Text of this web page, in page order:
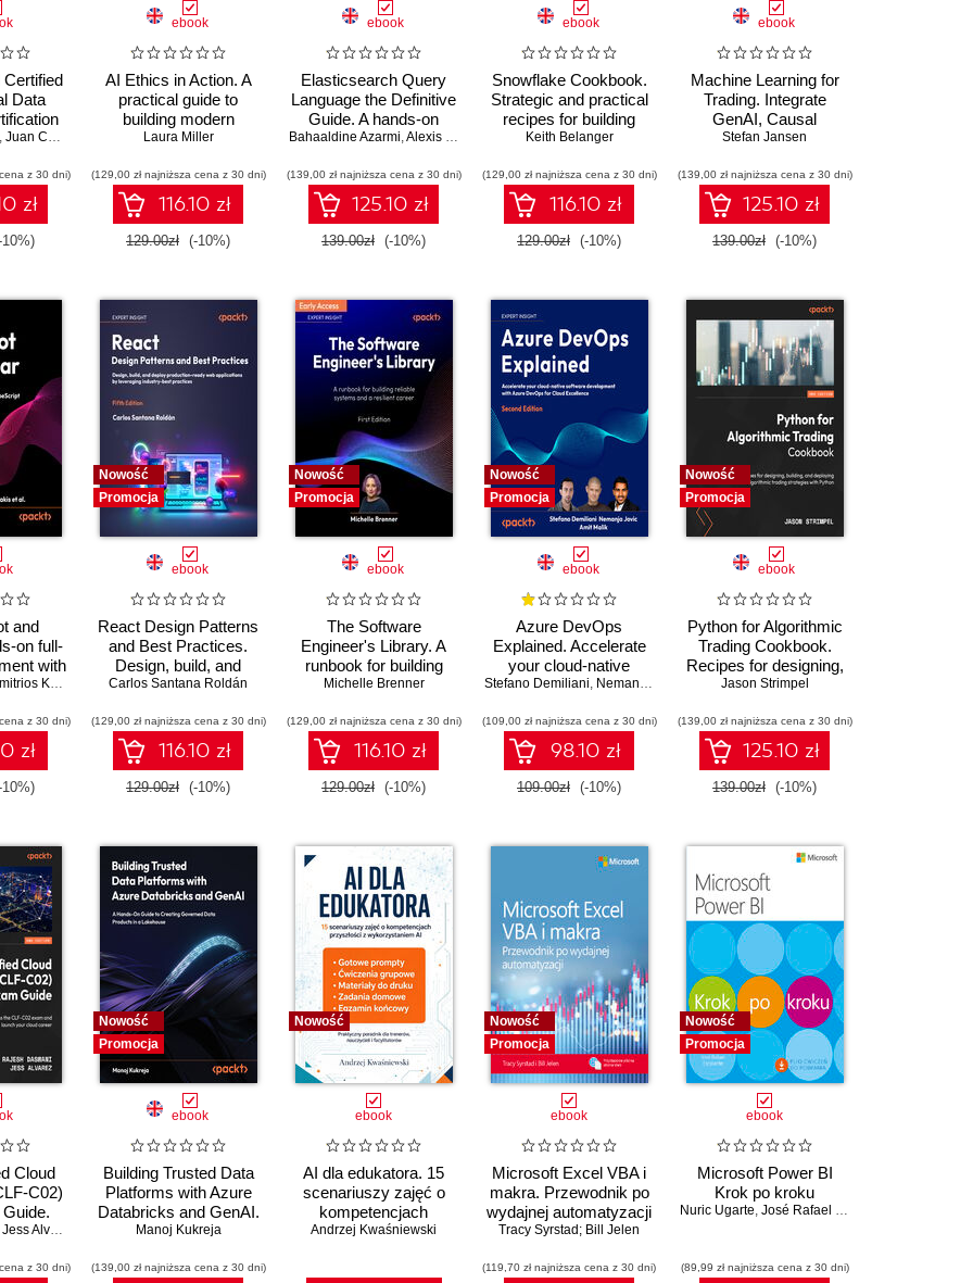
Data
and
skills
, Juan Carlos Escalante Soto
z 30 dni)
zł
10%)
ebook
AI Ethics in Action. A
practical guide to
building modern
organizations through
innovation
Laura Miller
(129,00 zł najniższa cena z 30 dni)
116.10 zł
129.00zł (-10%)
ebook
Elasticsearch Query
Language the Definitive
Guide. A hands-on
guide to mastering
observability, and
security
Bahaaldine Azarmi,Alexis Charveriat Stephen Brown,Farbod Shirzadian ,Alejandro Sanchez
(139,00 zł najniższa cena z 30 dni)
125.10 zł
139.00zł (-10%)
ebook
Snowflake Cookbook.
Strategic and practical
recipes for building
governed, intelligent, AI-
Second Edition
Keith Belanger
(129,00 zł najniższa cena z 30 dni)
116.10 zł
129.00zł (-10%)
ebook
Machine Learning for
Trading. Integrate
GenAI, Causal
Inference, and
into Real World Trading
Systems - Third Edition
Stefan Jansen
(139,00 zł najniższa cena z 30 dni)
125.10 zł
139.00zł (-10%)
and
on full-
with
Kyriakakis
z 30 dni)
zł
10%)
Nowość
Promocja
ebook
React Design Patterns
and Best Practices.
Design, build, and
deploy production-
by leveraging industry-
best practices - Fifth
Edition
Carlos Santana Roldán
(129,00 zł najniższa cena z 30 dni)
116.10 zł
129.00zł (-10%)
Nowość
Promocja
ebook
The Software
Engineer's Library. A
runbook for building
reliable systems and a
Michelle Brenner
(129,00 zł najniższa cena z 30 dni)
116.10 zł
129.00zł (-10%)
Nowość
Promocja
ebook
Azure DevOps
Explained. Accelerate
your cloud-native
software development
Cloud Excellence -
Second Edition
Stefano Demiliani, Nemanja Jovic Amit Malik, Prasad Gandham
(109,00 zł najniższa cena z 30 dni)
98.10 zł
109.00zł (-10%)
Nowość
Promocja
ebook
Python for Algorithmic
Trading Cookbook.
Recipes for designing,
building, and deploying
strategies with Python -
Second Edition
Jason Strimpel
(139,00 zł najniższa cena z 30 dni)
125.10 zł
139.00zł (-10%)
Cloud
C02)
Jess Alvarez
z 30 dni)
Nowość
Promocja
ebook
Building Trusted Data
Platforms with Azure
Databricks and GenAI.
A Hands-On Guide to
Data Products in a
Manoj Kukreja
(139,00 zł najniższa cena z 30 dni)
Nowość
ebook
AI dla edukatora. 15
scenariuszy zajęć o
kompetencjach
przyszłości z
Andrzej Kwaśniewski
Nowość
Promocja
ebook
Microsoft Excel VBA i
makra. Przewodnik po
wydajnej automatyzacji
Tracy Syrstad; Bill Jelen
(119,70 zł najniższa cena z 30 dni)
Nowość
Promocja
ebook
Microsoft Power BI
Krok po kroku
Nuric Ugarte, José Rafael Escalante
(89,99 zł najniższa cena z 30 dni)